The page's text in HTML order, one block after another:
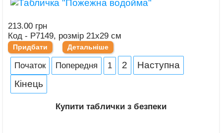
213.00 грн
Код - Р7149, розмір 21х29 см
Придбати Детальніше
Початок Попередня 1 2
Наступна
Кінець
Купити таблички з безпеки